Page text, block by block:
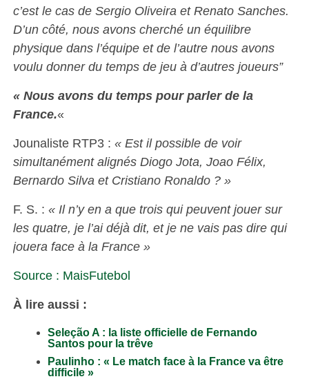
c’est le cas de Sergio Oliveira et Renato Sanches.
D’un côté, nous avons cherché un équilibre
physique dans l’équipe et de l’autre nous avons
voulu donner du temps de jeu à d’autres joueurs”
« Nous avons du temps pour parler de la
France.«
Jounaliste RTP3 : « Est il possible de voir
simultanément alignés Diogo Jota, Joao Félix,
Bernardo Silva et Cristiano Ronaldo ? »
F. S. : « Il n’y en a que trois qui peuvent jouer sur
les quatre, je l’ai déjà dit, et je ne vais pas dire qui
jouera face à la France »
Source : MaisFutebol
À lire aussi :
Seleção A : la liste officielle de Fernando
Santos pour la trêve
Paulinho : « Le match face à la France va être
difficile »